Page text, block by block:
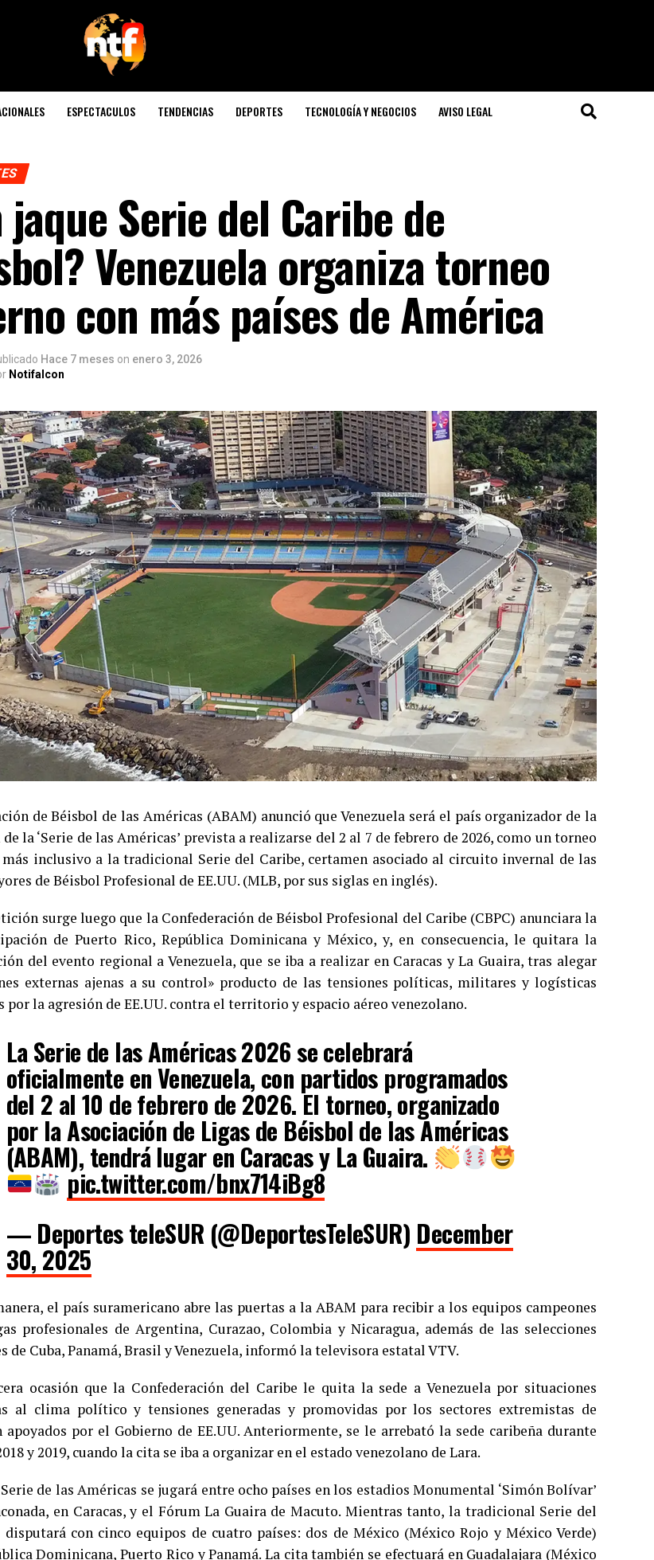
ESPECTACULOS TENDENCIAS DEPORTES TECNOLOGÍA Y NEGOCIOS AVISO LEGAL
jaque Serie del Caribe de
Venezuela organiza torneo
con más países de América
Hace 7 meses on enero 3, 2026
Notifalcon
de Béisbol de las Américas (ABAM) anunció que Venezuela será el país organizador de la
la ‘Serie de las Américas’ prevista a realizarse del 2 al 7 de febrero de 2026, como un torneo
inclusivo a la tradicional Serie del Caribe, certamen asociado al circuito invernal de las
de Béisbol Profesional de EE.UU. (MLB, por sus siglas en inglés).
surge luego que la Confederación de Béisbol Profesional del Caribe (CBPC) anunciara la
de Puerto Rico, República Dominicana y México, y, en consecuencia, le quitara la
del evento regional a Venezuela, que se iba a realizar en Caracas y La Guaira, tras alegar
externas ajenas a su control» producto de las tensiones políticas, militares y logísticas
por la agresión de EE.UU. contra el territorio y espacio aéreo venezolano.
La Serie de las Américas 2026 se celebrará
oficialmente en Venezuela, con partidos programados
del 2 al 10 de febrero de 2026. El torneo, organizado
por la Asociación de Ligas de Béisbol de las Américas
(ABAM), tendrá lugar en Caracas y La Guaira.
pic.twitter.com/bnx714iBg8
— Deportes teleSUR (@DeportesTeleSUR) December
30, 2025
el país suramericano abre las puertas a la ABAM para recibir a los equipos campeones
profesionales de Argentina, Curazao, Colombia y Nicaragua, además de las selecciones
de Cuba, Panamá, Brasil y Venezuela, informó la televisora estatal VTV.
ocasión que la Confederación del Caribe le quita la sede a Venezuela por situaciones
al clima político y tensiones generadas y promovidas por los sectores extremistas de
apoyados por el Gobierno de EE.UU. Anteriormente, se le arrebató la sede caribeña durante
y 2019, cuando la cita se iba a organizar en el estado venezolano de Lara.
de las Américas se jugará entre ocho países en los estadios Monumental ‘Simón Bolívar’
en Caracas, y el Fórum La Guaira de Macuto. Mientras tanto, la tradicional Serie del
disputará con cinco equipos de cuatro países: dos de México (México Rojo y México Verde)
Dominicana, Puerto Rico y Panamá. La cita también se efectuará en Guadalajara (México